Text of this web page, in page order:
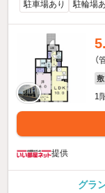
駐車場あり 駐輪場
（
敷
1
提供
グラ